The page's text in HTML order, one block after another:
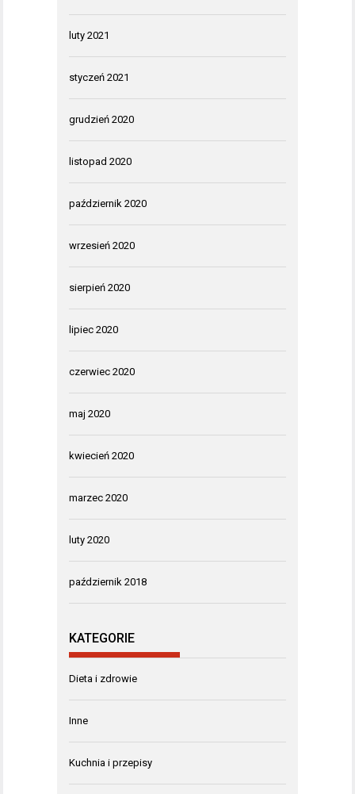
luty 2021
styczeń 2021
grudzień 2020
listopad 2020
październik 2020
wrzesień 2020
sierpień 2020
lipiec 2020
czerwiec 2020
maj 2020
kwiecień 2020
marzec 2020
luty 2020
październik 2018
KATEGORIE
Dieta i zdrowie
Inne
Kuchnia i przepisy